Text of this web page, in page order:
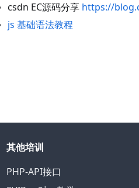
csdn EC源码分享 https://
js 基础语法教程
其他培训
PHP-API接口